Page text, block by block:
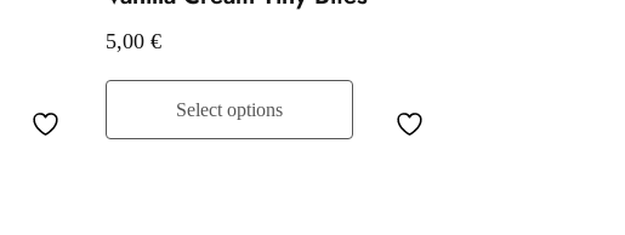
5,00 €
Select options